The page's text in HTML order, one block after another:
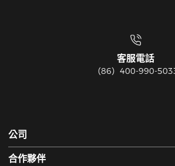
客服電話
（86）400-990-5033
公司
合作夥伴